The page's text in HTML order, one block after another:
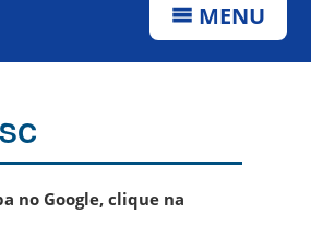
MENU
no Google, clique na